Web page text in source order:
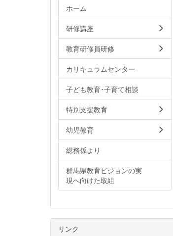
ホーム
研修講座
教育研修員研修
カリキュラムセンター
子ども教育･子育て相談
特別支援教育
幼児教育
総務係より
群馬県教育ビジョンの実
現へ向けた取組
リンク